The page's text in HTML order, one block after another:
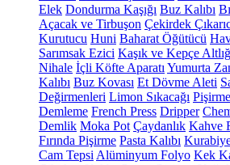
Elek Dondurma Kaşığı Buz Kalıbı
Açacak ve Tirbuşon Çekirdek
Kurutucu Huni Baharat Öğütücü
Sarımsak Ezici Kaşık ve Kepçe
Nihale İçli Köfte Aparatı Yumurta
Kalıbı Buz Kovası Et Dövme Aleti
Değirmenleri Limon Sıkacağı
Demleme French Press Dripper
Demlik Moka Pot Çaydanlık Kahve
Fırında Pişirme Pasta Kalıbı
Cam Tepsi Alüminyum Folyo Kek